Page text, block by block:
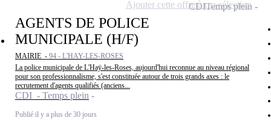
AGENTS DE POLICE
MUNICIPALE (H/F)
MAIRIE - 94 - L'HAY-LES-ROSES
La police municipale de L'Haÿ-les-Roses, aujourd'hui reconnue au niveau régional
pour son professionnalisme, s'est constituée autour de trois grands axes : le
recrutement d'agents qualifiés (anciens...
CDI - Temps plein
Publié il y a plus de 30 jours
CDITemps plein
Ajouter cette offre à ma sélection